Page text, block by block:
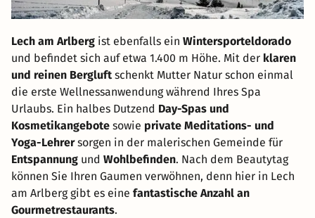
Lech am Arlberg ist ebenfalls ein Wintersporteldorado
und befindet sich auf etwa 1.400 m Höhe. Mit der klaren
und reinen Bergluftschenkt Mutter Natur schon einmal
die erste Wellnessanwendung während Ihres Spa
Urlaubs. Ein halbes Dutzend Day-Spas und
Kosmetikangebote sowie private Meditations- und
Yoga-Lehrersorgen in der malerischen Gemeinde für
Entspannung und Wohlbefinden. Nach dem Beautytag
können Sie Ihren Gaumen verwöhnen, denn hier in Lech
am Arlberg gibt es eine fantastische Anzahl an
Gourmetrestaurants.